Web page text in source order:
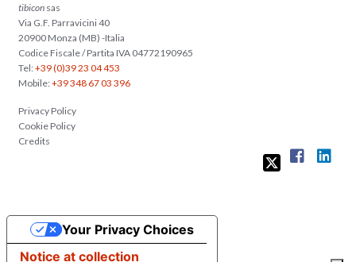
tibicon sas
Via G.F. Parravicini 40
20900 Monza (MB) -Italia
Codice Fiscale / Partita IVA 04772190965
Tel:+39 (0)39 23 04 453
Mobile:+39 348 67 03 396
Privacy Policy
Cookie Policy
Credits
Notice at collection
Your Privacy Choices